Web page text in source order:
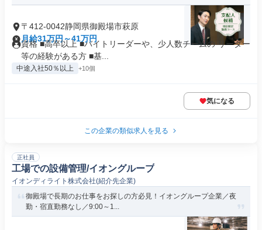
〒412-0042静岡県御殿場市萩原
月給31万円～41万円
資格 ■高卒以上 ■バイトリーダーや、少人数チームの リーダー
等の経験がある方 ■基...
中途入社50％以上 +10個
気になる
この企業の類似求人を見る
正社員
工場での設備管理/イオングループ
イオンディライト株式会社(紹介先企業)
御殿場で長期のお仕事をお探しの方必見！イオングループ企業／夜
勤・宿直勤務なし／9:00～1...